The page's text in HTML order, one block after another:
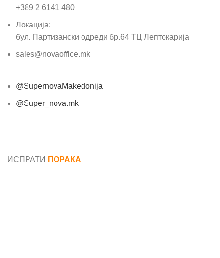
+389 2 6141 480
Локација:
бул. Партизански одреди бр.64 ТЦ Лептокарија
sales@novaoffice.mk
@SupernovaMakedonija
@Super_nova.mk
ИСПРАТИ ПОРАКА